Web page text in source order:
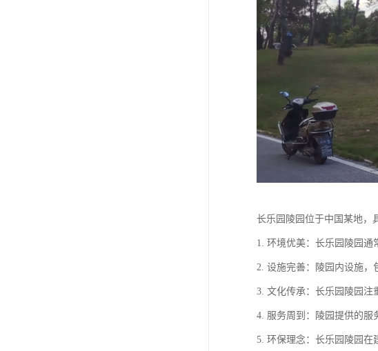
长乐园陵园位于中国某地，
1. 环境优美：长乐园陵园通
2. 设施完善：陵园内设施，
3. 文化传承：长乐园陵园注
4. 服务周到：陵园提供的服
5. 环保理念：长乐园陵园在